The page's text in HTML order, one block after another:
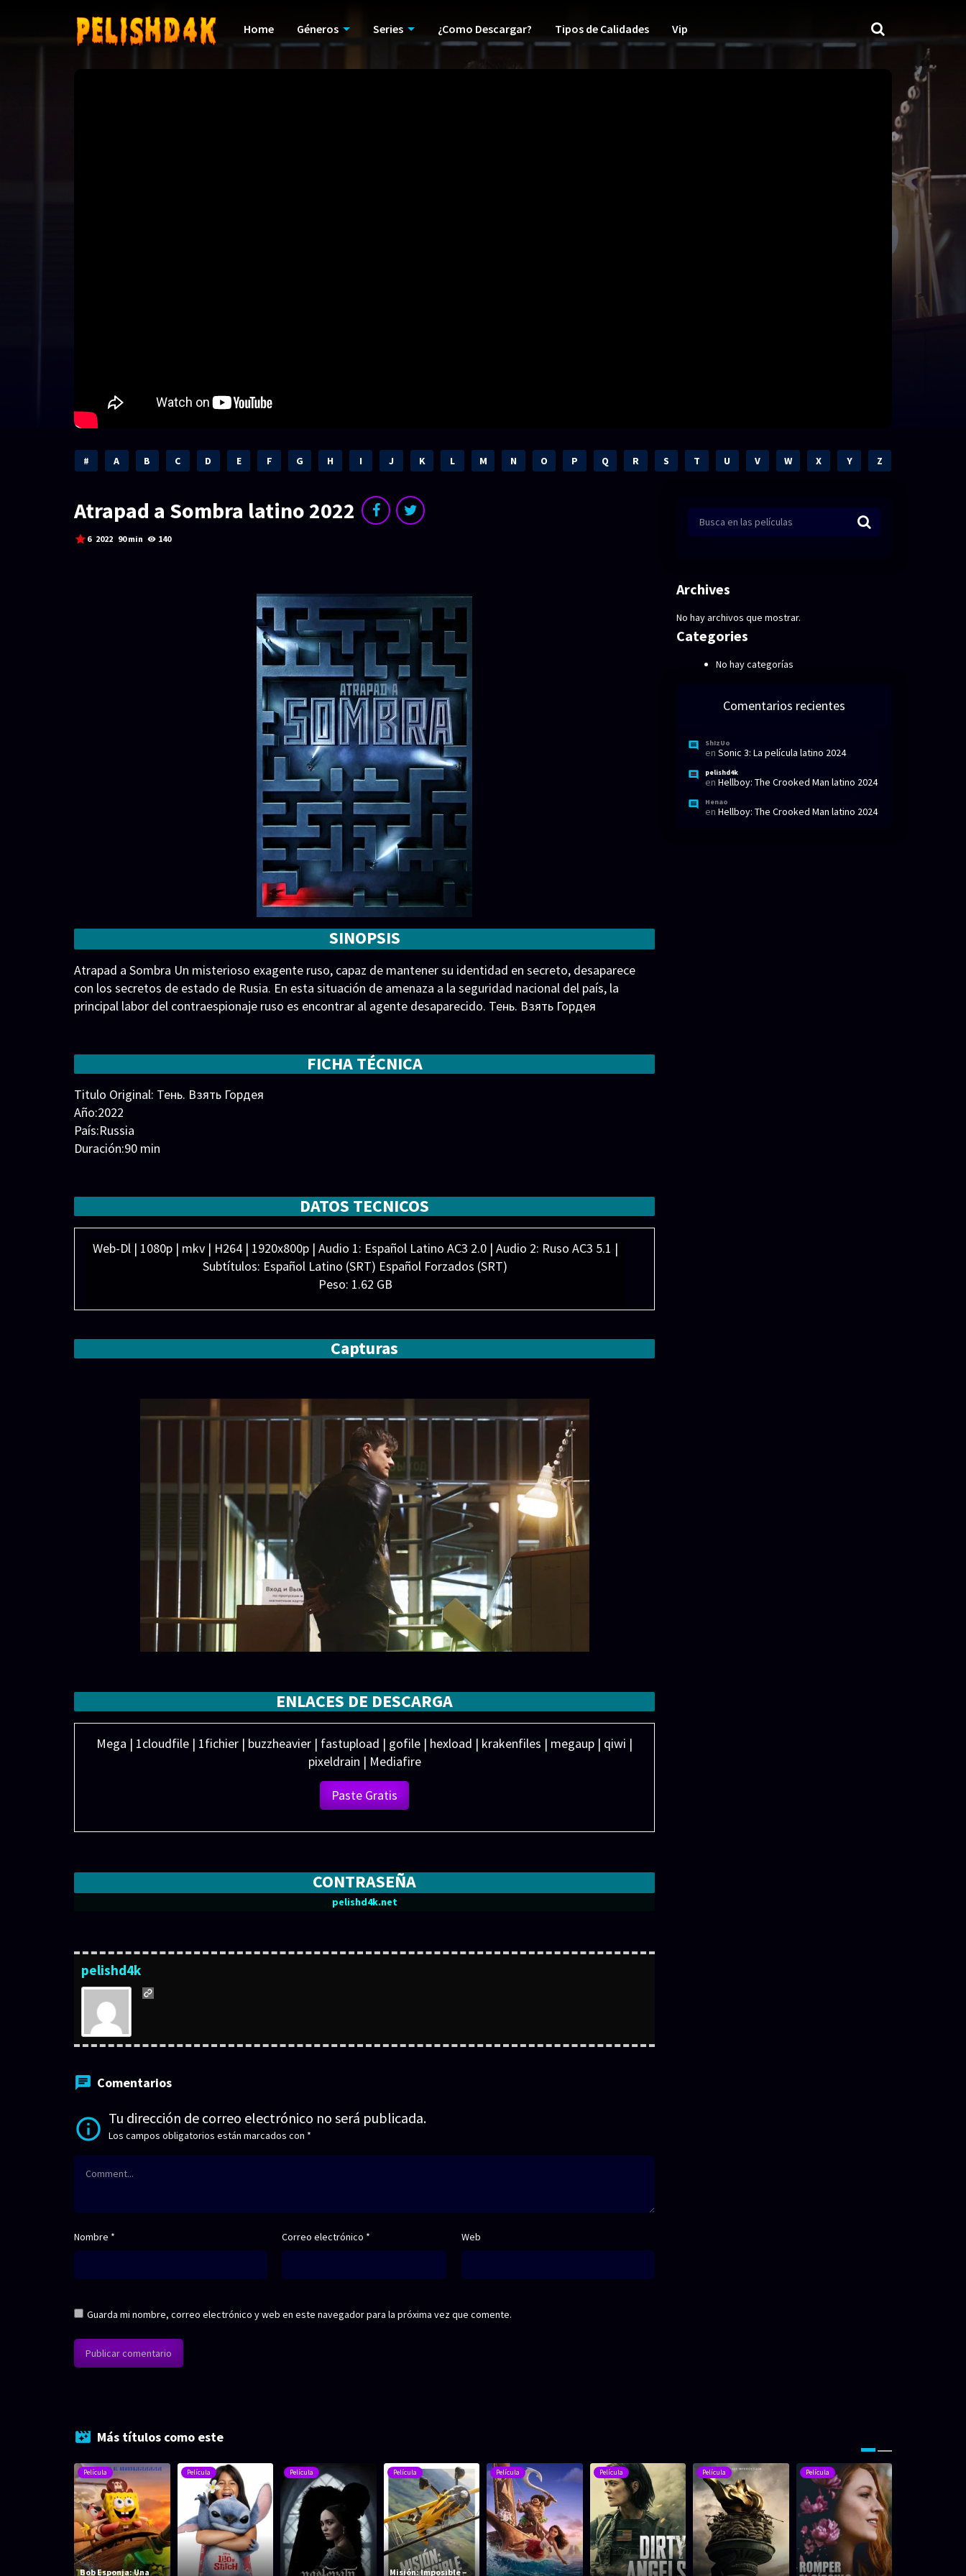
Home Géneros Series ¿Como Descargar? Tipos de Calidades Vip
# A B C D E F G H I J K L M N O P Q R S T U V W X Y Z
Atrapad a Sombra latino 2022
6 2022 90 min 140
SINOPSIS
Atrapad a Sombra Un misterioso exagente ruso, capaz de mantener su identidad en secreto, desaparece
con los secretos de estado de Rusia. En esta situación de amenaza a la seguridad nacional del país, la
principal labor del contraespionaje ruso es encontrar al agente desaparecido. Тень. Взять Гордея
FICHA TÉCNICA
Titulo Original: Тень. Взять Гордея
Año:2022
País:Russia
Duración:90 min
Elenco:Elizaveta Smirnova,Tatiana Babenkova,Андрей Ильин,Антон Кукушкин,Денис Пьянов,
Екатерина Шарыкина,Мария Лисовая,Олег Гаас,Филипп Янковский,Эмилия Спивак
DATOS TECNICOS
Web-Dl | 1080p | mkv | H264 | 1920x800p | Audio 1: Español Latino AC3 2.0 | Audio 2: Ruso AC3 5.1 |
Subtítulos: Español Latino (SRT) Español Forzados (SRT)
Peso: 1.62 GB
Capturas
ENLACES DE DESCARGA
Mega | 1cloudfile | 1fichier | buzzheavier | fastupload | gofile | hexload | krakenfiles | megaup | qiwi |
pixeldrain | Mediafire
Paste Gratis
CONTRASEÑA
pelishd4k.net
pelishd4k
Comentarios
Tu dirección de correo electrónico no será publicada.
Los campos obligatorios están marcados con *
Nombre * Correo electrónico * Web
Guarda mi nombre, correo electrónico y web en este navegador para la próxima vez que comente.
Archives
No hay archivos que mostrar.
Categories
No hay categorías
Comentarios recientes
ShIzUo
en Sonic 3: La película latino 2024
pelishd4k
en Hellboy: The Crooked Man latino 2024
Henao
en Hellboy: The Crooked Man latino 2024
Más títulos como este
Película
Bob Esponja: Una
Película Película Película
Misión: Imposible –
Película Película Película Película